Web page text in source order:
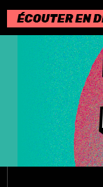
Passer
au
contenu